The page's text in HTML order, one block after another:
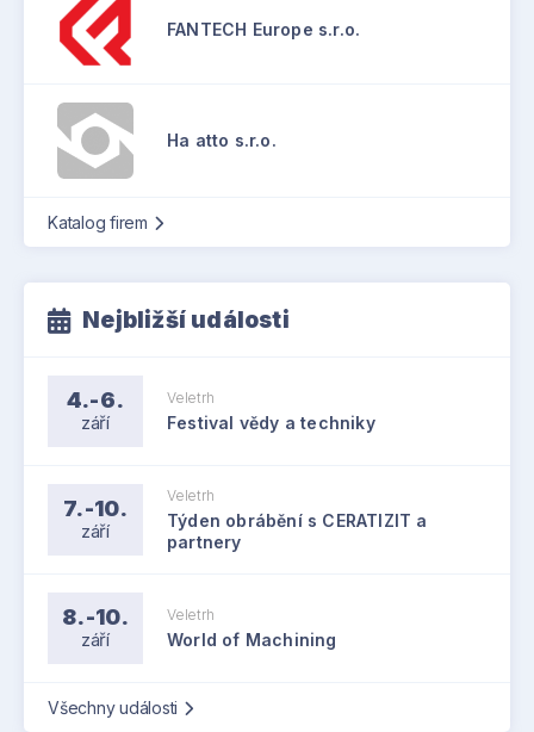
FANTECH Europe s.r.o.
Ha atto s.r.o.
Katalog firem
Nejbližší události
4.-6.
září
Veletrh
Festival vědy a techniky
7.-10.
září
Veletrh
Týden obrábění s CERATIZIT a
partnery
8.-10.
září
Veletrh
World of Machining
Všechny události